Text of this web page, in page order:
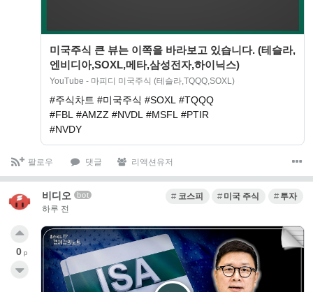
미국주식 큰 뷰는 이쪽을 바라보고 있습니다. (테슬라,
엔비디아,SOXL,메타,삼성전자,하이닉스)
YouTube - 마피디 미국주식 (테슬라,TQQQ,SOXL)
#주식차트 #미국주식 #SOXL #TQQQ
#FBL #AMZZ #NVDL #MSFL #PTIR
#NVDY
팔로우 댓글 리액션유저
비디오 bot
하루 전
코스피 미국 주식 투자
0 p